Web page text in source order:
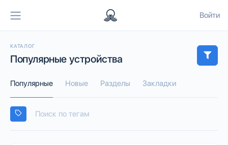
Войти
КАТАЛОГ
Популярные устройства
Популярные Новые Разделы Закладки